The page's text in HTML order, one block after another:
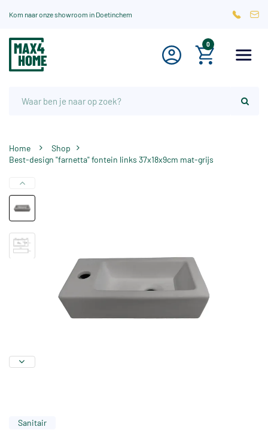
Kom naar onze showroom in Doetinchem
0
Home
Shop
Best-design "farnetta" fontein links 37x18x9cm mat-grijs
Sanitair